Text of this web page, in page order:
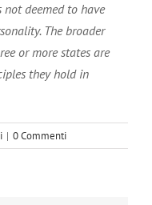
deemed to have
The broader
or more states are
they hold in
| 0 Commenti